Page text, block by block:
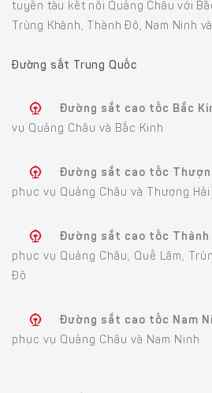
tuyến tàu kết nối Quảng Châu với
Trùng Khánh, Thành Đô, Nam Ninh
Đường sắt Trung Quốc
Đường sắt cao tốc Bắc
vụ Quảng Châu và Bắc Kinh
Đường sắt cao tốc
phục vụ Quảng Châu và Thượng Hải
Đường sắt cao tốc Thành
phục vụ Quảng Châu, Quế Lâm,
Đô
Đường sắt cao tốc Nam
phục vụ Quảng Châu và Nam Ninh